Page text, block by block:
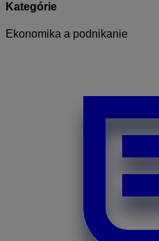
Kategórie
Ekonomika a podnikanie